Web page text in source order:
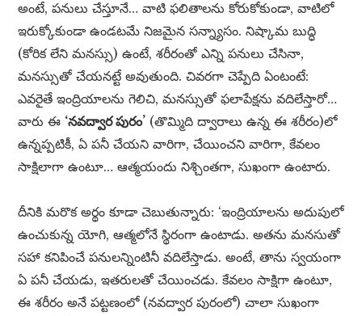
అంటే, పనులు చేస్తూనే… వాటి ఫలితాలను కోరుకోకుండా, వాటిలో
ఇరుక్కోకుండా ఉండటమే నిజమైన సన్న్యాసం. నిష్కామ బుద్ధి
(కోరిక లేని మనస్సు) ఉంటే, శరీరంతో ఎన్ని పనులు చేసినా,
మనస్సుతో చేయనట్టే అవుతుంది. చివరగా చెప్పేది ఏంటంటే:
ఎవరైతే ఇంద్రియాలను గెలిచి, మనస్సుతో ఫలాపేక్షను వదిలేస్తారో…
వారు ఈ ‘నవద్వార పురం’ (తొమ్మిది ద్వారాలు ఉన్న ఈ శరీరం)లో
ఉన్నప్పటికీ, ఏ పనీ చేయని వారిగా, చేయించని వారిగా, కేవలం
సాక్షిలాగా ఉంటూ… ఆత్మయందు నిశ్చింతగా, సుఖంగా ఉంటారు.
దీనికి మరొక అర్థం కూడా చెబుతున్నారు: ‘ఇంద్రియాలను అదుపులో
ఉంచుకున్న యోగి, ఆత్మలోనే స్థిరంగా ఉంటాడు. అతను మనసుతో
సహా కనిపించే పనులన్నింటినీ వదిలేస్తాడు. అంటే, తాను స్వయంగా
ఏ పనీ చేయడు, ఇతరులతో చేయించడు. కేవలం సాక్షిగా ఉంటూ,
ఈ శరీరం అనే పట్టణంలో (నవద్వార పురంలో) చాలా సుఖంగా